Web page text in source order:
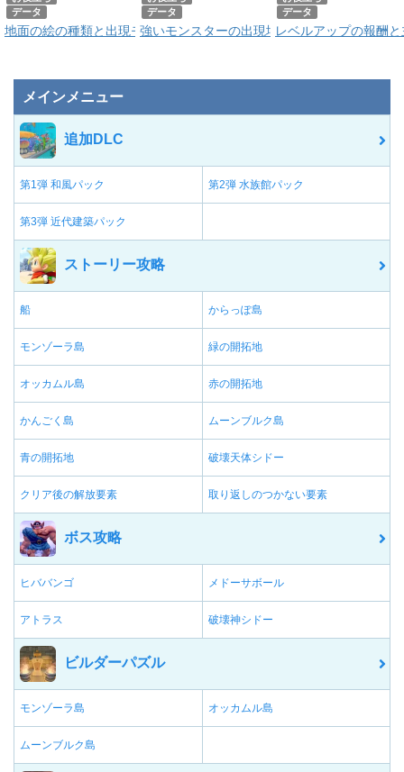
データ
地面の絵の種類と出現モンスター一覧
データ
強いモンスターの出現場所と入手アイテム一覧
データ
レベルアップの報酬
メインメニュー
追加DLC
第1弾 和風パック 第2弾 水族館パック
第3弾 近代建築パック
ストーリー攻略
船 からっぽ島
モンゾーラ島 緑の開拓地
オッカムル島 赤の開拓地
かんごく島 ムーンブルク島
青の開拓地 破壊天体シドー
クリア後の解放要素 取り返しのつかない要素
ボス攻略
ヒババンゴ メドーサボール
アトラス 破壊神シドー
ビルダーパズル
モンゾーラ島 オッカムル島
ムーンブルク島